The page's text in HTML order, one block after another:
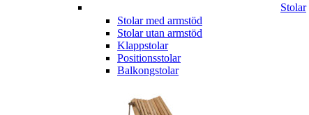
Stolar
Stolar med armstöd
Stolar utan armstöd
Klappstolar
Positionsstolar
Balkongstolar